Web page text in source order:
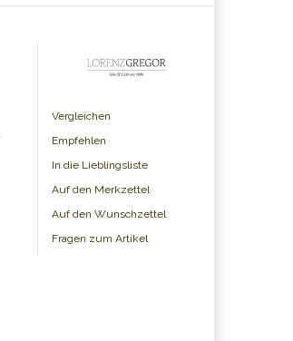
Vergleichen
Empfehlen
In die Lieblingsliste
Auf den Merkzettel
Auf den Wunschzettel
Fragen zum Artikel